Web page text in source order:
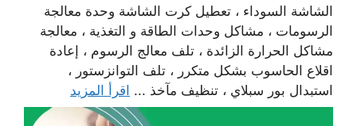
الشاشة السوداء ، تعطيل كرت الشاشة وحدة معالجة
الرسومات ، مشاكل وحدات الطاقة و التغذية ، معالجة
مشاكل الحرارة الزائدة ، تلف معالج الرسوم ، إعادة
اقلاع الحاسوب بشكل متكرر ، تلف التوانزستور ،
استبدال بور سبلاي ، تنظيف مآخذ ... اقرأ المزيد